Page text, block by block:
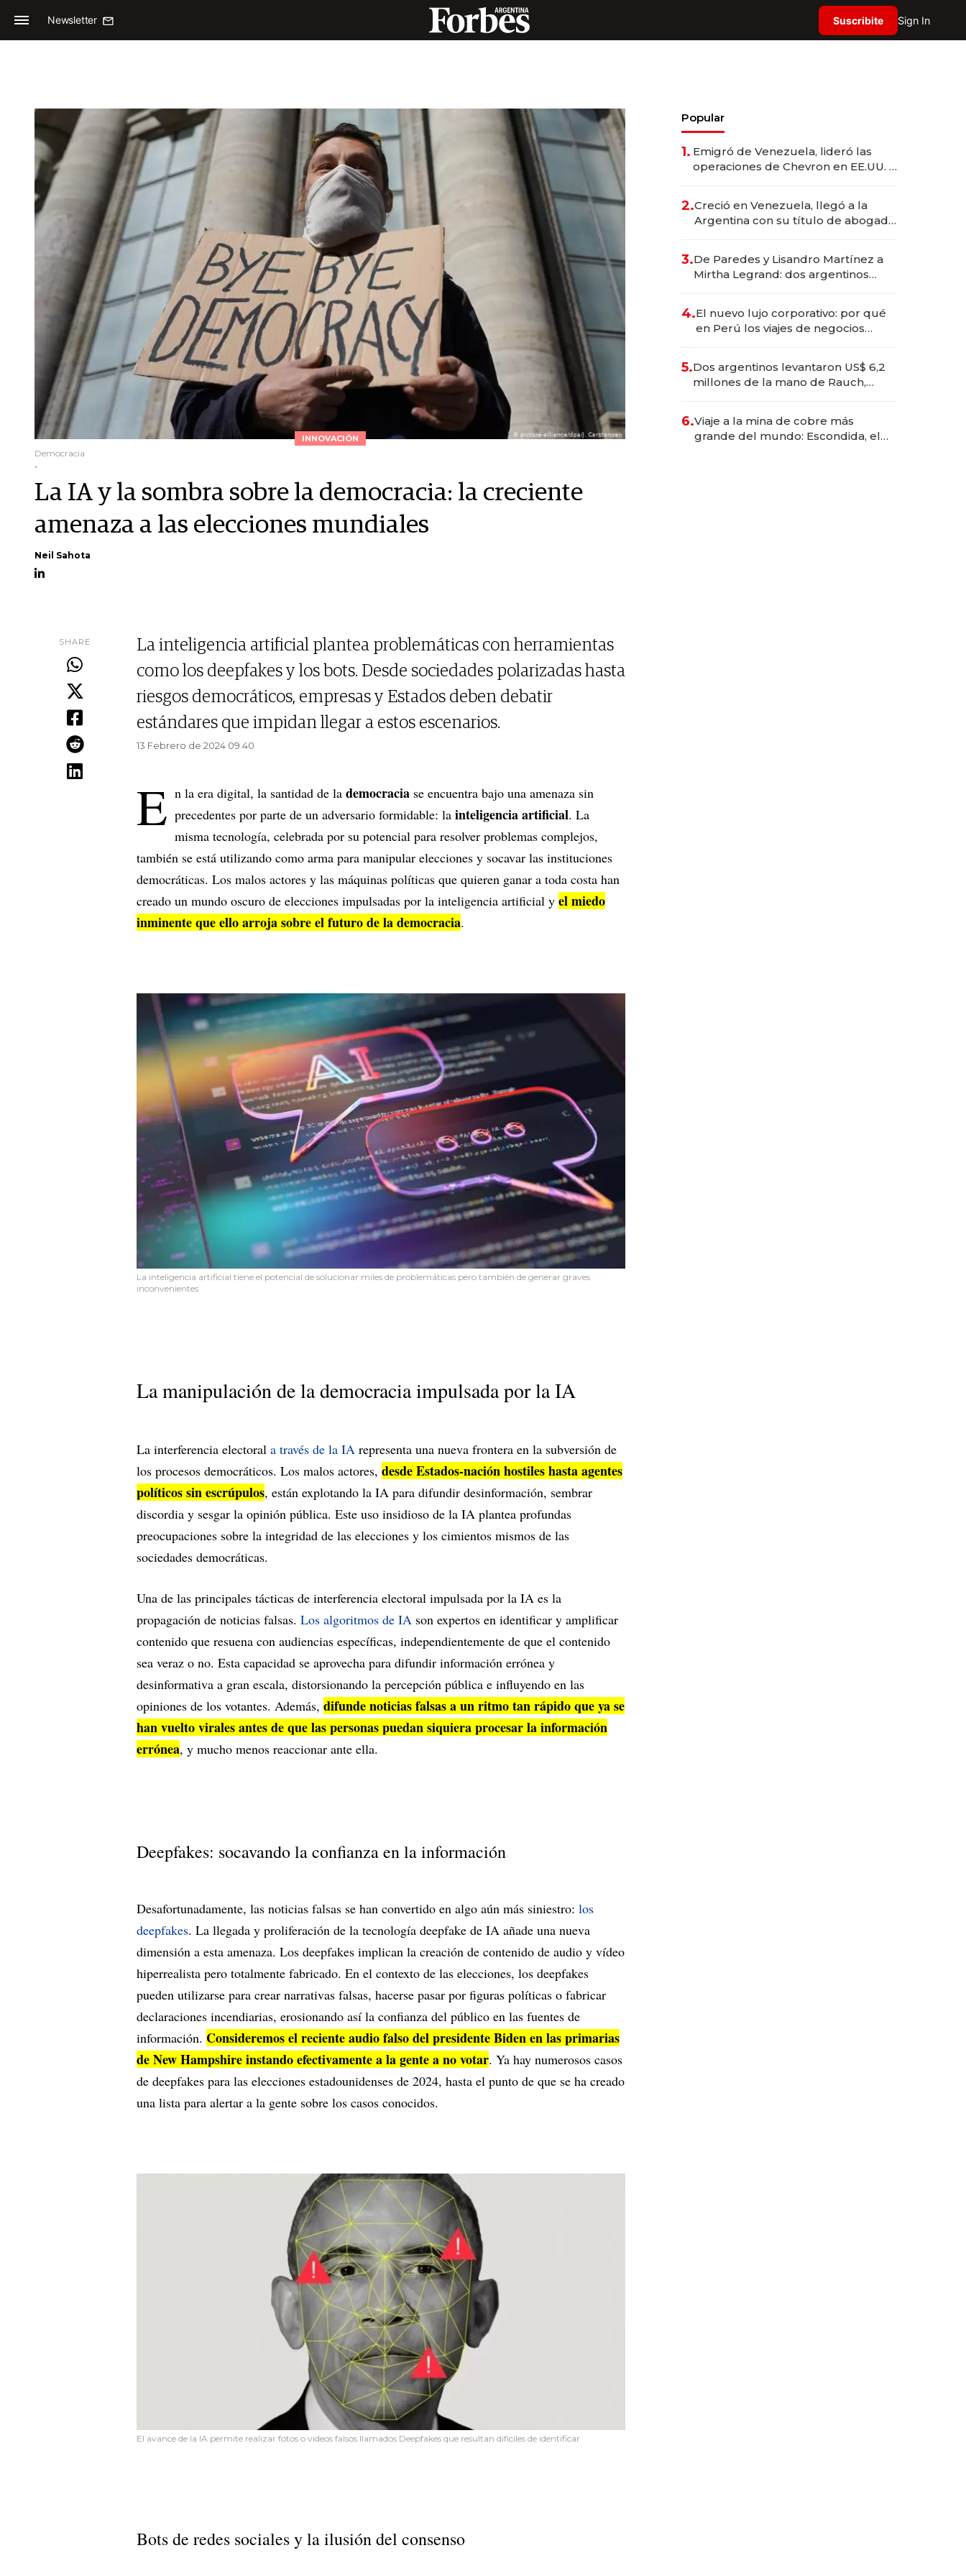
Newsletter Suscribite Sign In
INNOVACIÓN
Democracia
.
La IA y la sombra sobre la democracia: la creciente
amenaza a las elecciones mundiales
Neil Sahota
SHARE
La inteligencia artificial plantea problemáticas con herramientas
como los deepfakes y los bots. Desde sociedades polarizadas hasta
riesgos democráticos, empresas y Estados deben debatir
estándares que impidan llegar a estos escenarios.
13 Febrero de 2024 09.40
E n la era digital, la santidad de la democracia se encuentra bajo una amenaza sin
precedentes por parte de un adversario formidable: la inteligencia artificial. La
misma tecnología, celebrada por su potencial para resolver problemas complejos,
también se está utilizando como arma para manipular elecciones y socavar las instituciones
democráticas. Los malos actores y las máquinas políticas que quieren ganar a toda costa han
creado un mundo oscuro de elecciones impulsadas por la inteligencia artificial y el miedo
inminente que ello arroja sobre el futuro de la democracia.
La inteligencia artificial tiene el potencial de solucionar miles de problemáticas pero también de generar graves
inconvenientes
La manipulación de la democracia impulsada por la IA
La interferencia electoral a través de la IA representa una nueva frontera en la subversión de
los procesos democráticos. Los malos actores, desde Estados-nación hostiles hasta agentes
políticos sin escrúpulos, están explotando la IA para difundir desinformación, sembrar
discordia y sesgar la opinión pública. Este uso insidioso de la IA plantea profundas
preocupaciones sobre la integridad de las elecciones y los cimientos mismos de las
sociedades democráticas.
Una de las principales tácticas de interferencia electoral impulsada por la IA es la
propagación de noticias falsas. Los algoritmos de IA son expertos en identificar y amplificar
contenido que resuena con audiencias específicas, independientemente de que el contenido
sea veraz o no. Esta capacidad se aprovecha para difundir información errónea y
desinformativa a gran escala, distorsionando la percepción pública e influyendo en las
opiniones de los votantes. Además, difunde noticias falsas a un ritmo tan rápido que ya se
han vuelto virales antes de que las personas puedan siquiera procesar la información
errónea, y mucho menos reaccionar ante ella.
Deepfakes: socavando la confianza en la información
Desafortunadamente, las noticias falsas se han convertido en algo aún más siniestro: los
deepfakes. La llegada y proliferación de la tecnología deepfake de IA añade una nueva
dimensión a esta amenaza. Los deepfakes implican la creación de contenido de audio y vídeo
hiperrealista pero totalmente fabricado. En el contexto de las elecciones, los deepfakes
pueden utilizarse para crear narrativas falsas, hacerse pasar por figuras políticas o fabricar
declaraciones incendiarias, erosionando así la confianza del público en las fuentes de
información. Consideremos el reciente audio falso del presidente Biden en las primarias
de New Hampshire instando efectivamente a la gente a no votar. Ya hay numerosos casos
de deepfakes para las elecciones estadounidenses de 2024, hasta el punto de que se ha creado
una lista para alertar a la gente sobre los casos conocidos.
El avance de la IA permite realizar fotos o videos falsos llamados Deepfakes que resultan difíciles de identificar
Bots de redes sociales y la ilusión del consenso
Popular
1. Emigró de Venezuela, lideró las
operaciones de Chevron en EE.UU. y
2.Creció en Venezuela, llegó a la
Argentina con su título de abogado
marcas "fast premium"
3.De Paredes y Lisandro Martínez a
Mirtha Legrand: dos argentinos
4.El nuevo lujo corporativo: por qué
en Perú los viajes de negocios
transformadoras
5.Dos argentinos levantaron US$ 6,2
millones de la mano de Rauch,
6.Viaje a la mina de cobre más
grande del mundo: Escondida, el